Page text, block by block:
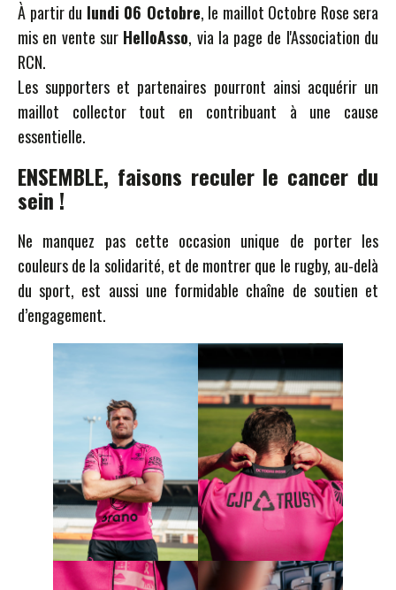
À partir du lundi 06 Octobre, le maillot Octobre Rose sera
mis en vente sur HelloAsso, via la page de l'Association du
RCN.
Les supporters et partenaires pourront ainsi acquérir un
maillot collector tout en contribuant à une cause
essentielle.
ENSEMBLE, faisons reculer le cancer du
sein !
Ne manquez pas cette occasion unique de porter les
couleurs de la solidarité, et de montrer que le rugby, au-delà
du sport, est aussi une formidable chaîne de soutien et
d’engagement.